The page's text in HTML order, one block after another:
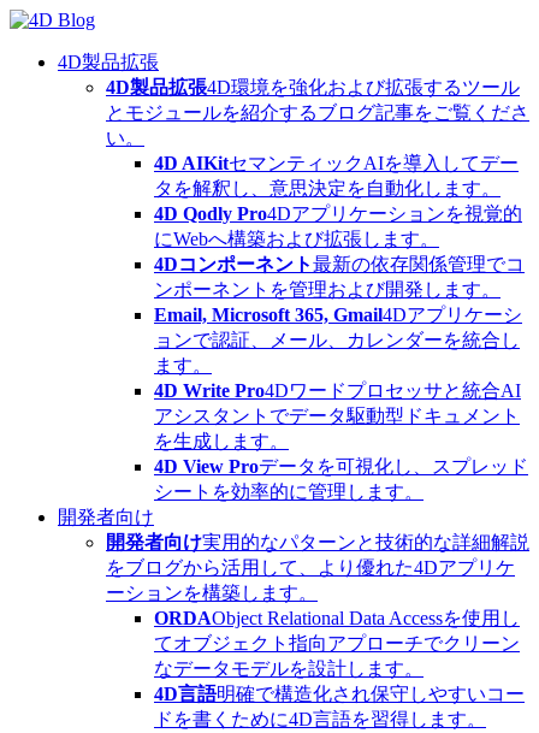
Skip
content4D製品拡張
4D製品拡張4D環境を強化および拡張するツール
とモジュールを紹介するブログ記事をご覧くださ
い。
4D AIKitセマンティックAIを導入してデー
タを解釈し、意思決定を自動化します。
4D Qodly Pro4Dアプリケーションを視覚的
にWebへ構築および拡張します。
4Dコンポーネント最新の依存関係管理でコ
ンポーネントを管理および開発します。
Email, Microsoft 365, Gmail4Dアプリケーシ
ョンで認証、メール、カレンダーを統合し
ます。
4D Write Pro4Dワードプロセッサと統合AI
アシスタントでデータ駆動型ドキュメント
を生成します。
4D View Proデータを可視化し、スプレッド
シートを効率的に管理します。
開発者向け
開発者向け実用的なパターンと技術的な詳細解説
をブログから活用して、より優れた4Dアプリケ
ーションを構築します。
ORDAObject Relational Data Accessを使用し
てオブジェクト指向アプローチでクリーン
なデータモデルを設計します。
4D言語明確で構造化され保守しやすいコー
ドを書くために4D言語を習得します。